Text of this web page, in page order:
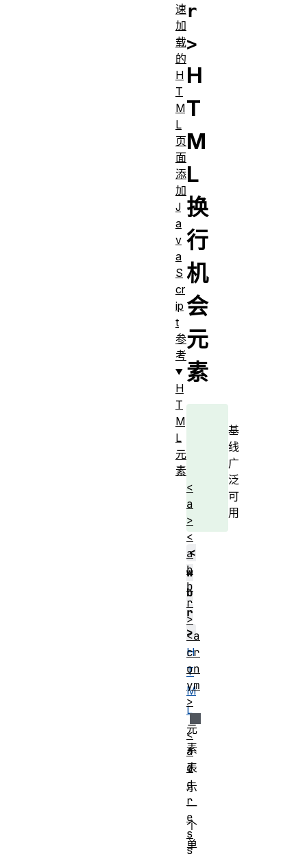
r
>
H
T
M
L
换
行
机
会
元
素
基
线
广
泛
可
用
<
w
b
r
>
H
T
M
L
元
素
表
示
一
个
单
速
加
载
的
H
T
M
L
页
面
添
加
J
a
v
a
S
cr
ip
t
参
考
H
T
M
L
元
素
<
a
>
<
a
b
b
r
>
<a
cr
on
ym
>
<
a
d
d
r
e
s
s